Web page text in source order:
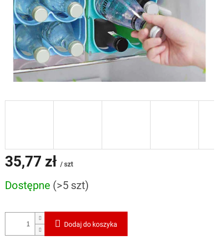
35,77 zł / szt
jednostkowa:
Dostępne (>5 szt)
Dodaj do koszyka